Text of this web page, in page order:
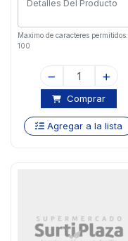
Maximo de caracteres permitidos:
100
Comprar
Agregar a la lista